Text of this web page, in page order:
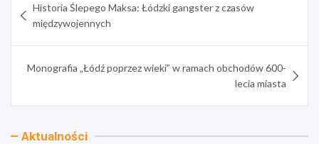
wpisu
Historia Ślepego Maksa: Łódzki gangster z czasów
międzywojennych
Monografia „Łódź poprzez wieki” w ramach obchodów 600-
lecia miasta
Aktualności